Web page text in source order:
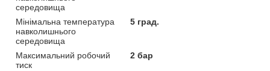
середовища
Мінімальна температура
навколишнього
середовища
5 град.
Максимальний робочий
тиск
2 бар